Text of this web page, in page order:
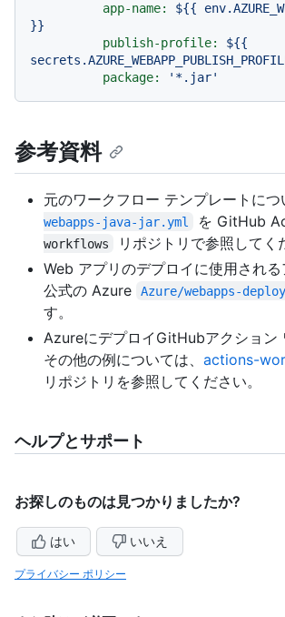
app-name:
${{
}}
publish-profile:
${{
package:
'*.jar'
参考資料
元のワークフロー テンプレートにつ
webapps-java-jar.yml
を GitHub
workflows
リポジトリで参照してく
Web アプリのデプロイに使用される
公式の Azure
Azure/webapps-deploy
す。
AzureにデプロイGitHubアクション
その他の例については、 actions-
リポジトリを参照してください。
ヘルプとサポート
お探しのものは見つかりましたか?
はい いいえ
プライバシー ポリシー